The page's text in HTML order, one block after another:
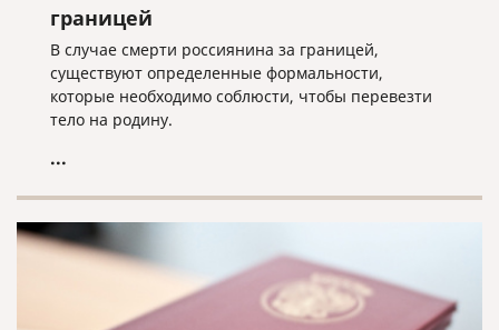
границей
В случае смерти россиянина за границей,
существуют определенные формальности,
которые необходимо соблюсти, чтобы перевезти
тело на родину.
...